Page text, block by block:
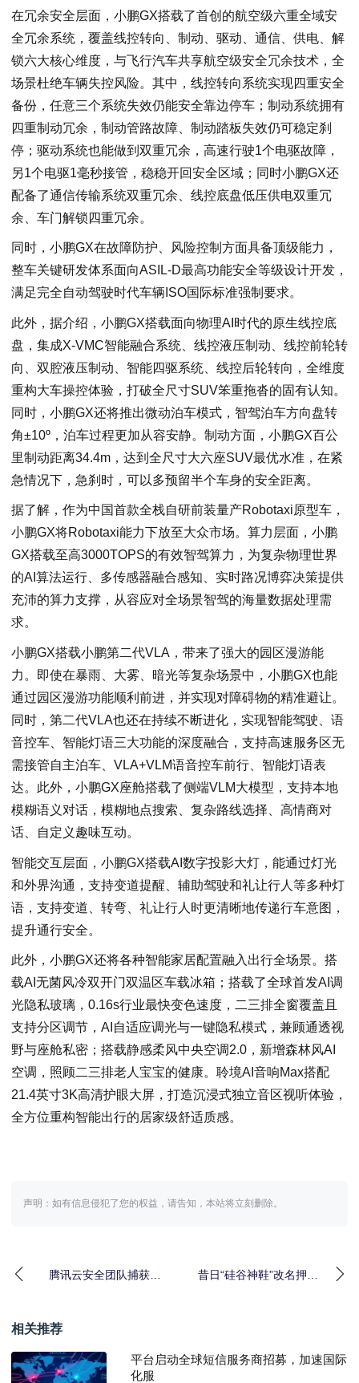
在冗余安全层面，小鹏GX搭载了首创的航空级六重全域安
全冗余系统，覆盖线控转向、制动、驱动、通信、供电、解
锁六大核心维度，与飞行汽车共享航空级安全冗余技术，全
场景杜绝车辆失控风险。其中，线控转向系统实现四重安全
备份，任意三个系统失效仍能安全靠边停车；制动系统拥有
四重制动冗余，制动管路故障、制动踏板失效仍可稳定刹
停；驱动系统也能做到双重冗余，高速行驶1个电驱故障，
另1个电驱1毫秒接管，稳稳开回安全区域；同时小鹏GX还
配备了通信传输系统双重冗余、线控底盘低压供电双重冗
余、车门解锁四重冗余。
同时，小鹏GX在故障防护、风险控制方面具备顶级能力，
整车关键研发体系面向ASIL-D最高功能安全等级设计开发，
满足完全自动驾驶时代车辆ISO国际标准强制要求。
此外，据介绍，小鹏GX搭载面向物理AI时代的原生线控底
盘，集成X-VMC智能融合系统、线控液压制动、线控前轮转
向、双腔液压制动、智能四驱系统、线控后轮转向，全维度
重构大车操控体验，打破全尺寸SUV笨重拖沓的固有认知。
同时，小鹏GX还将推出微动泊车模式，智驾泊车方向盘转
角±10º，泊车过程更加从容安静。制动方面，小鹏GX百公
里制动距离34.4m，达到全尺寸大六座SUV最优水准，在紧
急情况下，急刹时，可以多预留半个车身的安全距离。
据了解，作为中国首款全栈自研前装量产Robotaxi原型车，
小鹏GX将Robotaxi能力下放至大众市场。算力层面，小鹏
GX搭载至高3000TOPS的有效智驾算力，为复杂物理世界
的AI算法运行、多传感器融合感知、实时路况博弈决策提供
充沛的算力支撑，从容应对全场景智驾的海量数据处理需
求。
小鹏GX搭载小鹏第二代VLA，带来了强大的园区漫游能
力。即使在暴雨、大雾、暗光等复杂场景中，小鹏GX也能
通过园区漫游功能顺利前进，并实现对障碍物的精准避让。
同时，第二代VLA也还在持续不断进化，实现智能驾驶、语
音控车、智能灯语三大功能的深度融合，支持高速服务区无
需接管自主泊车、VLA+VLM语音控车前行、智能灯语表
达。此外，小鹏GX座舱搭载了侧端VLM大模型，支持本地
模糊语义对话，模糊地点搜索、复杂路线选择、高情商对
话、自定义趣味互动。
智能交互层面，小鹏GX搭载AI数字投影大灯，能通过灯光
和外界沟通，支持变道提醒、辅助驾驶和礼让行人等多种灯
语，支持变道、转弯、礼让行人时更清晰地传递行车意图，
提升通行安全。
此外，小鹏GX还将各种智能家居配置融入出行全场景。搭
载AI无菌风冷双开门双温区车载冰箱；搭载了全球首发AI调
光隐私玻璃，0.16s行业最快变色速度，二三排全窗覆盖且
支持分区调节，AI自适应调光与一键隐私模式，兼顾通透视
野与座舱私密；搭载静感柔风中央空调2.0，新增森林风AI
空调，照顾二三排老人宝宝的健康。聆境AI音响Max搭配
21.4英寸3K高清护眼大屏，打造沉浸式独立音区视听体验，
全方位重构智能出行的居家级舒适质感。
声明：如有信息侵犯了您的权益，请告知，本站将立刻删除。
腾讯云安全团队捕获到
昔日“硅谷神鞋”改名押注
相关推荐
平台启动全球短信服务商招募，加速国际
化服